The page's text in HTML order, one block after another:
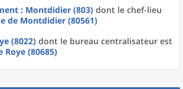
: Montdidier (803) dont le chef-lieu
de Montdidier (80561)
(8022) dont le bureau centralisateur est
Roye (80685)